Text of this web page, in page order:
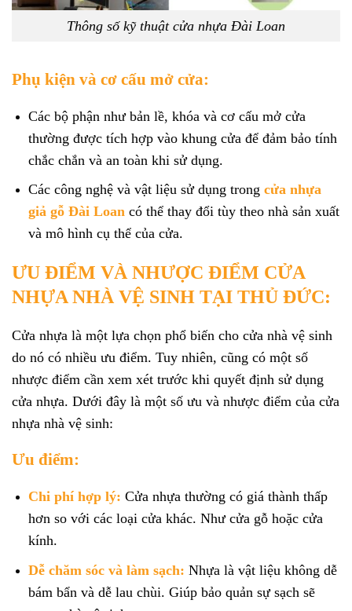
Thông số kỹ thuật cửa nhựa Đài Loan
Phụ kiện và cơ cấu mở cửa:
Các bộ phận như bản lề, khóa và cơ cấu mở cửa
thường được tích hợp vào khung cửa để đảm bảo tính
chắc chắn và an toàn khi sử dụng.
Các công nghệ và vật liệu sử dụng trong cửa nhựa
giả gỗ Đài Loan có thể thay đổi tùy theo nhà sản xuất
và mô hình cụ thể của cửa.
ƯU ĐIỂM VÀ NHƯỢC ĐIỂM CỬA
NHỰA NHÀ VỆ SINH TẠI THỦ ĐỨC:
Cửa nhựa là một lựa chọn phổ biến cho cửa nhà vệ sinh
do nó có nhiều ưu điểm. Tuy nhiên, cũng có một số
nhược điểm cần xem xét trước khi quyết định sử dụng
cửa nhựa. Dưới đây là một số ưu và nhược điểm của cửa
nhựa nhà vệ sinh:
Ưu điểm:
Chi phí hợp lý: Cửa nhựa thường có giá thành thấp
hơn so với các loại cửa khác. Như cửa gỗ hoặc cửa
kính.
Dễ chăm sóc và làm sạch: Nhựa là vật liệu không dễ
bám bẩn và dễ lau chùi. Giúp bảo quản sự sạch sẽ